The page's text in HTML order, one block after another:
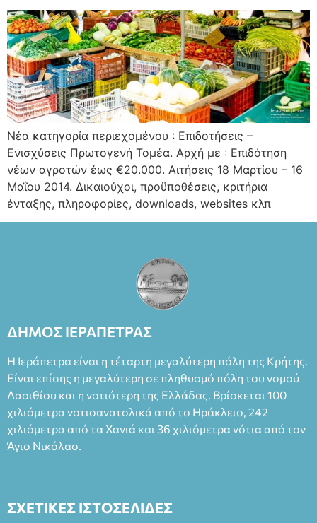
Νέα κατηγορία περιεχομένου : Επιδοτήσεις –
Ενισχύσεις Πρωτογενή Τομέα. Αρχή με : Επιδότηση
νέων αγροτών έως €20.000. Αιτήσεις 18 Μαρτίου – 16
Μαΐου 2014. Δικαιούχοι, προϋποθέσεις, κριτήρια
ένταξης, πληροφορίες, downloads, websites κλπ
ΔΗΜΟΣ ΙΕΡΑΠΕΤΡΑΣ
Η Ιεράπετρα είναι η τέταρτη μεγαλύτερη πόλη της Κρήτης.
Είναι επίσης η μεγαλύτερη σε πληθυσμό πόλη του νομού
Λασιθίου και η νοτιότερη της Ελλάδας. Βρίσκεται 100
χιλιόμετρα νοτιοανατολικά από το Ηράκλειο, 242
χιλιόμετρα από τα Χανιά και 36 χιλιόμετρα νότια από τον
Άγιο Νικόλαο.
ΣΧΕΤΙΚΕΣ ΙΣΤΟΣΕΛΙΔΕΣ